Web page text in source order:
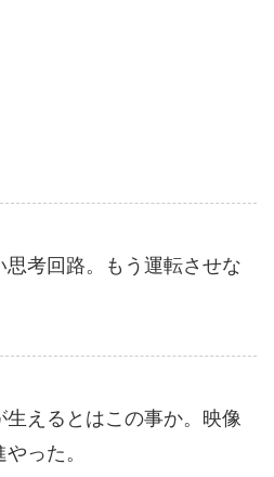
考回路。もう運転させな
えるとはこの事か。映像
った。